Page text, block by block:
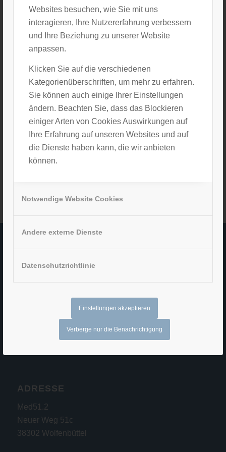
Websites besuchen, wie Sie mit uns
interagieren, Ihre Nutzererfahrung verbessern
und Ihre Beziehung zu unserer Website
anpassen.
Klicken Sie auf die verschiedenen
Kategorienüberschriften, um mehr zu erfahren.
Sie können auch einige Ihrer Einstellungen
ändern. Beachten Sie, dass das Blockieren
einiger Arten von Cookies Auswirkungen auf
Ihre Erfahrung auf unseren Websites und auf
die Dienste haben kann, die wir anbieten
können.
Notwendige Website Cookies
Andere externe Dienste
Datenschutzrichtlinie
Einstellungen akzeptieren
Verberge nur die Benachrichtigung
Wolfenbüttel wird so eine
Nervenärztliche Gemeinschaftspraxis
Meusen & Ahlentstehen, was zu einer
besseren Versorgungssicherheit von Patienten
mit neurologischen wie psychiatrischen
Fragestellungen für die Einwohner des
Landkreises Wolfenbüttel und der Stadt
Salzgitter führen sollte.
NOVEMBER 1, 2022
ADRESSE
Med51.2
Neuer Weg 51c
38302 Wolfenbüttel